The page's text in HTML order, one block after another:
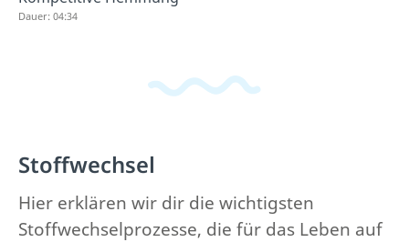
Dauer: 04:34
Stoffwechsel
Hier erklären wir dir die wichtigsten
Stoffwechselprozesse, die für das Leben auf